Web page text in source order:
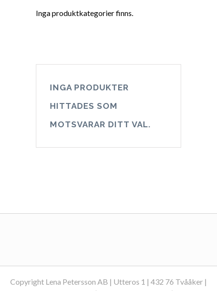
Inga produktkategorier finns.
INGA PRODUKTER
HITTADES SOM
MOTSVARAR DITT VAL.
Copyright Lena Petersson AB | Utteros 1 | 432 76 Tvååker |